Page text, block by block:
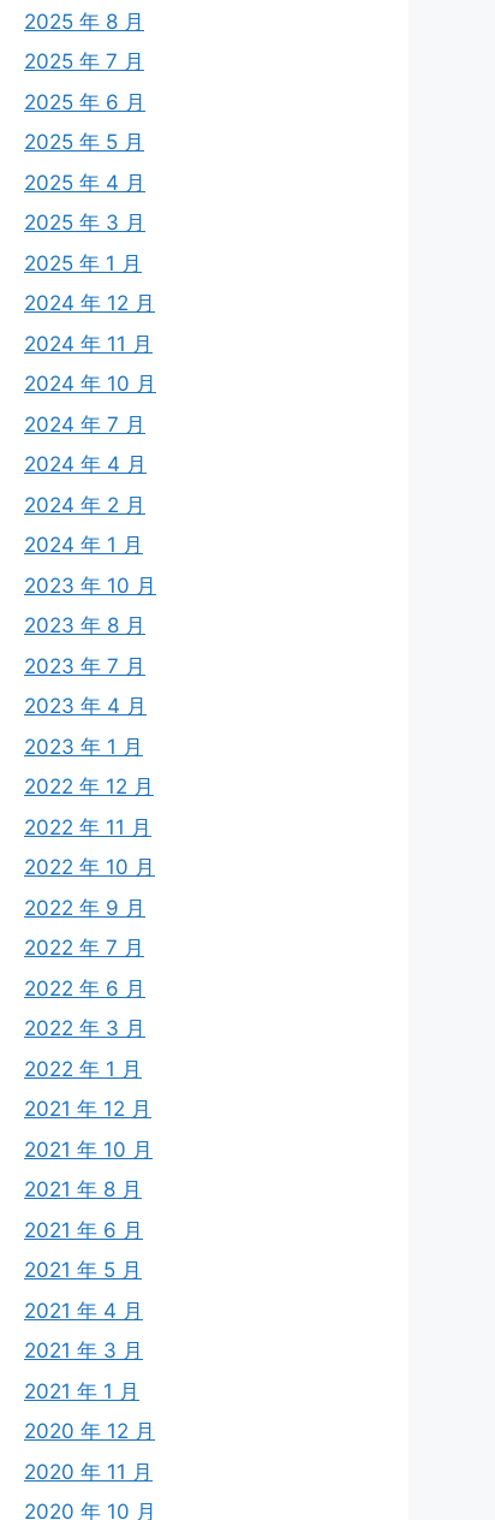
2025 年 8 月
2025 年 7 月
2025 年 6 月
2025 年 5 月
2025 年 4 月
2025 年 3 月
2025 年 1 月
2024 年 12 月
2024 年 11 月
2024 年 10 月
2024 年 7 月
2024 年 4 月
2024 年 2 月
2024 年 1 月
2023 年 10 月
2023 年 8 月
2023 年 7 月
2023 年 4 月
2023 年 1 月
2022 年 12 月
2022 年 11 月
2022 年 10 月
2022 年 9 月
2022 年 7 月
2022 年 6 月
2022 年 3 月
2022 年 1 月
2021 年 12 月
2021 年 10 月
2021 年 8 月
2021 年 6 月
2021 年 5 月
2021 年 4 月
2021 年 3 月
2021 年 1 月
2020 年 12 月
2020 年 11 月
2020 年 10 月